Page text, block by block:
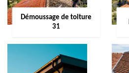
Démoussage de toiture
31